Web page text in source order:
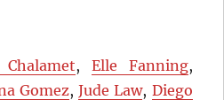
, Elle Fanning,
Gomez,Jude Law, Diego